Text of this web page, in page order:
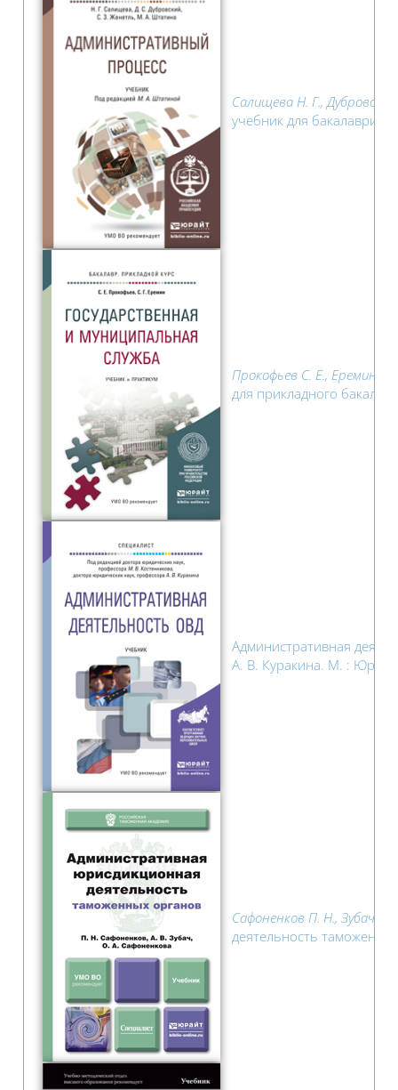
Салищева Н. Г.,
учебник для
Прокофьев С. Е., Еремин С.
для прикладного
Административная
А. В. Куракина. М. :
Сафоненков П. Н., Зубач А.
деятельность